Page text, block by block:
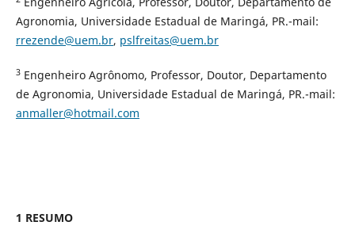
Agronomia, Universidade Estadual de Maringá, PR.-mail:
rrezende@uem.br, pslfreitas@uem.br
3Engenheiro Agrônomo, Professor, Doutor, Departamento
de Agronomia, Universidade Estadual de Maringá, PR.-mail:
anmaller@hotmail.com
1 RESUMO